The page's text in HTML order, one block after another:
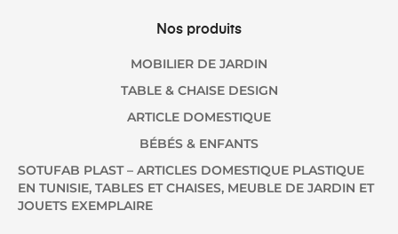
Nos produits
MOBILIER DE JARDIN
TABLE & CHAISE DESIGN
ARTICLE DOMESTIQUE
BÉBÉS & ENFANTS
SOTUFAB PLAST – ARTICLES DOMESTIQUE PLASTIQUE
EN TUNISIE, TABLES ET CHAISES, MEUBLE DE JARDIN ET
JOUETS EXEMPLAIRE